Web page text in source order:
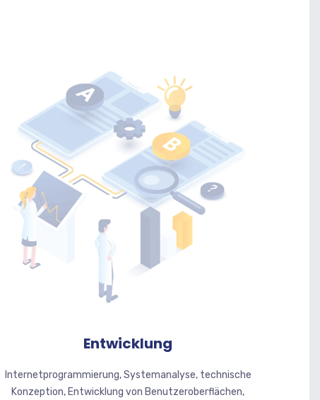
Entwicklung
Internetprogrammierung, Systemanalyse, technische
Konzeption, Entwicklung von Benutzeroberflächen,